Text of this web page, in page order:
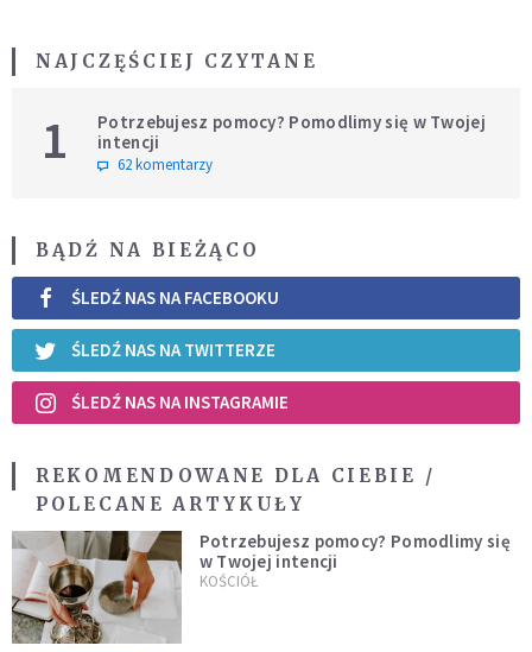
NAJCZĘŚCIEJ CZYTANE
1
Potrzebujesz pomocy? Pomodlimy się w Twojej
intencji
62 komentarzy
BĄDŹ NA BIEŻĄCO
ŚLEDŹ NAS NA FACEBOOKU
ŚLEDŹ NAS NA TWITTERZE
ŚLEDŹ NAS NA INSTAGRAMIE
REKOMENDOWANE DLA CIEBIE /
POLECANE ARTYKUŁY
Potrzebujesz pomocy? Pomodlimy się
w Twojej intencji
KOŚCIÓŁ